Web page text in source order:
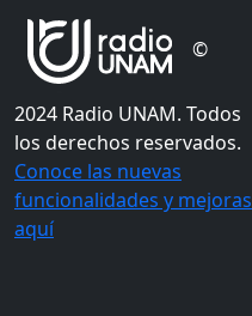
©
2024 Radio UNAM. Todos
los derechos reservados.
Conoce las nuevas
funcionalidades y mejoras
aquí